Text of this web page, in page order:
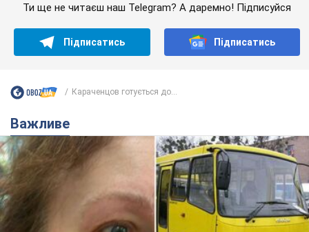
Ти ще не читаєш наш Telegram? А даремно! Підписуйся
Підписатись Підписатись
Караченцов готується до...
Важливе